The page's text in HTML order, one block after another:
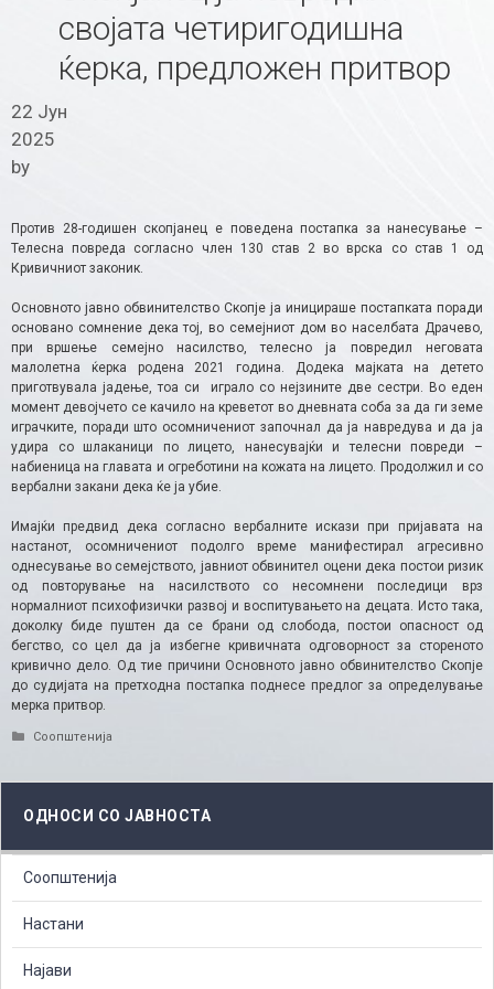
својата четиригодишна
ќерка, предложен притвор
22 Јун
2025
by
Против 28-годишен скопјанец е поведена постапка за нанесување –
Телесна повреда согласно член 130 став 2 во врска со став 1 од
Кривичниот законик.
Основното јавно обвинителство Скопје ја иницираше постапката поради
основано сомнение дека тој, во семејниот дом во населбата Драчево,
при вршење семејно насилство, телесно ја повредил неговата
малолетна ќерка родена 2021 година. Додека мајката на детето
приготвувала јадење, тоа си играло со нејзините две сестри. Во еден
момент девојчето се качило на креветот во дневната соба за да ги земе
играчките, поради што осомничениот започнал да ја навредува и да ја
удира со шлаканици по лицето, нанесувајќи и телесни повреди –
набиеница на главата и огреботини на кожата на лицето. Продолжил и со
вербални закани дека ќе ја убие.
Имајќи предвид дека согласно вербалните искази при пријавата на
настанот, осомничениот подолго време манифестирал агресивно
однесување во семејството, јавниот обвинител оцени дека постои ризик
од повторување на насилството со несомнени последици врз
нормалниот психофизички развој и воспитувањето на децата. Исто така,
доколку биде пуштен да се брани од слобода, постои опасност од
бегство, со цел да ја избегне кривичната одговорност за стореното
кривично дело. Од тие причини Основното јавно обвинителство Скопје
до судијата на претходна постапка поднесе предлог за определување
мерка притвор.
Categories
Соопштенија
ОДНОСИ СО ЈАВНОСТА
Соопштенија
Настани
Најави